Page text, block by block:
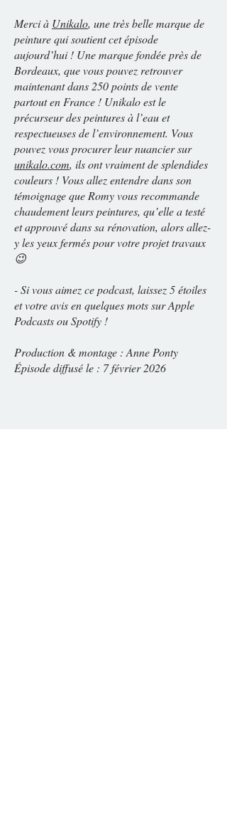
Merci à Unikalo, une très belle marque de
peinture qui soutient cet épisode
aujourd’hui ! Une marque fondée près de
Bordeaux, que vous pouvez retrouver
maintenant dans 250 points de vente
partout en France ! Unikalo est le
précurseur des peintures à l’eau et
respectueuses de l’environnement. Vous
pouvez vous procurer leur nuancier sur
unikalo.com, ils ont vraiment de splendides
couleurs ! Vous allez entendre dans son
témoignage que Romy vous recommande
chaudement leurs peintures, qu’elle a testé
et approuvé dans sa rénovation, alors allez-
y les yeux fermés pour votre projet travaux
😉
- Si vous aimez ce podcast, laissez 5 étoiles
et votre avis en quelques mots sur Apple
Podcasts ou Spotify !
Production & montage : Anne Ponty
Épisode diffusé le : 7 février 2026